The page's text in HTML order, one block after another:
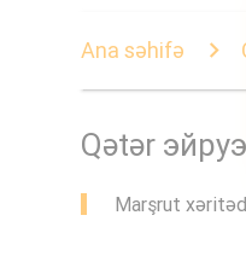
Ana səhifə
Qətər
Marşrut